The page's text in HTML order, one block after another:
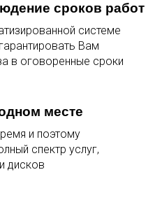
сроков работ
системе
Вам
в оговоренные сроки
месте
и поэтому
спектр услуг,
дисков